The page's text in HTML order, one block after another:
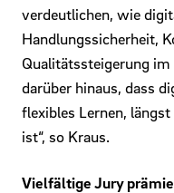
verdeutlichen, wie
Handlungssicherheit,
Qualitätssteigerung
darüber hinaus, dass
flexibles Lernen,
ist“, so Kraus.
Vielfältige Jury